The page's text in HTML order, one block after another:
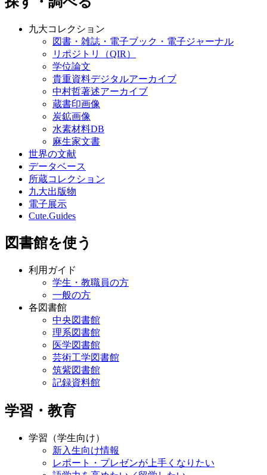
九大コレクション
図書・雑誌・電子ブック・電子ジャーナル
リポジトリ（QIR）
学位論文
貴重資料デジタルアーカイブ
中村哲著述アーカイブ
蔵書印画像
炭鉱画像
水素材料DB
麻生家文書
世界の文献
データベース
所蔵コレクション
九大出版物
電子展示
Cute.Guides
図書館を使う
利用ガイド
学生・教職員の方
一般の方
各図書館
中央図書館
理系図書館
医学図書館
芸術工学図書館
筑紫図書館
記録資料館
学習・教育
学習（学生向け）
新入生向け情報
レポート・プレゼンが上手くなりたい